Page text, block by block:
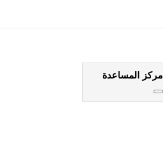
مركز المساعدة